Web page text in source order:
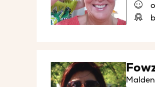
Malden